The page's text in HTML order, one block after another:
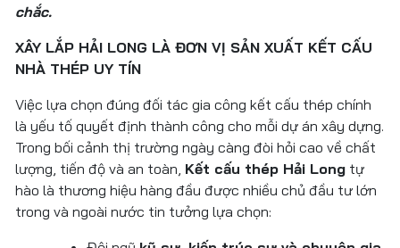
chắc.
XÂY LẮP HẢI LONG LÀ ĐƠN VỊ SẢN XUẤT KẾT CẤU
NHÀ THÉP UY TÍN
Việc lựa chọn đúng đối tác gia công kết cấu thép chính
là yếu tố quyết định thành công cho mỗi dự án xây dựng.
Trong bối cảnh thị trường ngày càng đòi hỏi cao về chất
lượng, tiến độ và an toàn, Kết cấu thép Hải Long tự
hào là thương hiệu hàng đầu được nhiều chủ đầu tư lớn
trong và ngoài nước tin tưởng lựa chọn: